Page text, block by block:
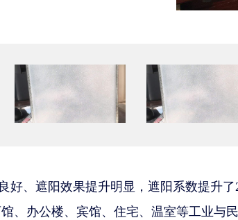
好、遮阳效果提升明显，遮阳系数提升了
、办公楼、宾馆、住宅、温室等工业与